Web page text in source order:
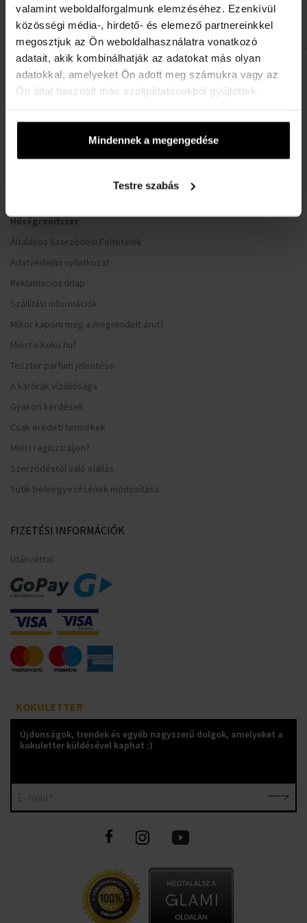
valamint weboldalforgalmunk elemzéséhez. Ezenkívül
közösségi média-, hirdető- és elemező partnereinkkel
megosztjuk az Ön weboldalhasználatra vonatkozó
adatait, akik kombinálhatják az adatokat más olyan
adatokkal, amelyeket Ön adott meg számukra vagy az
Ön által használt más szolgáltatásokból gyűjtöttek.
Mindennek a megengedése
Testre szabás
1
HASZNOS INFORMÁCIÓK
VÁSÁRLÓI TÁJÉKOZTATÓ
Hűségrendszer
Általános Szerződési Feltételek
Adatvédelmi nyilatkozat
Reklamációs űrlap
Szállítási információk
Mikor kapom meg a megrendelt árut?
Miért a Koku.hu?
Teszter parfüm jelentése
A karórák vízállósága
Gyakori kérdések
Csak eredeti termékek
Miért regisztráljon?
Szerződéstől való elállás
Sütik beleegyezésének módosítása
FIZETÉSI INFORMÁCIÓK
Utánvéttel
KOKULETTER
Újdonságok, trendek és egyéb nagyszerű dolgok, amelyeket a
kokuletter küldésével kaphat :)